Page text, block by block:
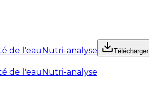
de l'eauNutri-analyse
Télécharger
de l'eauNutri-analyse